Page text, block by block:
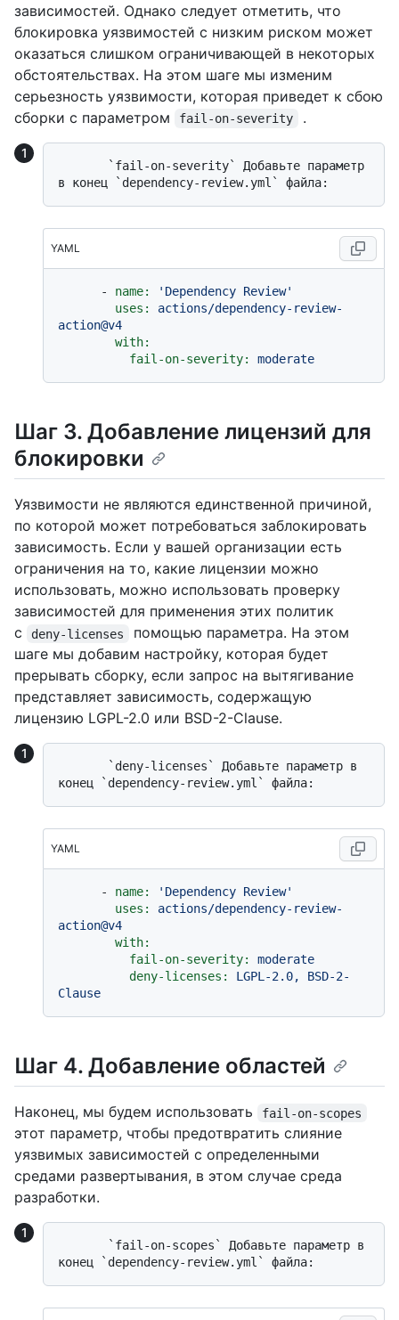
зависимостей. Однако следует отметить, что
блокировка уязвимостей с низким риском может
оказаться слишком ограничивающей в некоторых
обстоятельствах. На этом шаге мы изменим
серьезность уязвимости, которая приведет к сбою
сборки с параметром
fail-on-severity .
YAML
- name:
'Dependency Review'
uses:
actions/dependency-review-
action@v4
with:
fail-on-severity:
moderate
Шаг 3. Добавление лицензий для
блокировки
Уязвимости не являются единственной причиной,
по которой может потребоваться заблокировать
зависимость. Если у вашей организации есть
ограничения на то, какие лицензии можно
использовать, можно использовать проверку
зависимостей для применения этих политик
с
deny-licenses
помощью параметра. На этом
шаге мы добавим настройку, которая будет
прерывать сборку, если запрос на вытягивание
представляет зависимость, содержащую
лицензию LGPL-2.0 или BSD-2-Clause.
YAML
- name:
'Dependency Review'
uses:
actions/dependency-review-
action@v4
with:
fail-on-severity:
moderate
deny-licenses:
LGPL-2.0,
BSD-2-
Clause
Шаг 4. Добавление областей
Наконец, мы будем использовать fail-on-scopes
этот параметр, чтобы предотвратить слияние
уязвимых зависимостей с определенными
средами развертывания, в этом случае среда
разработки.